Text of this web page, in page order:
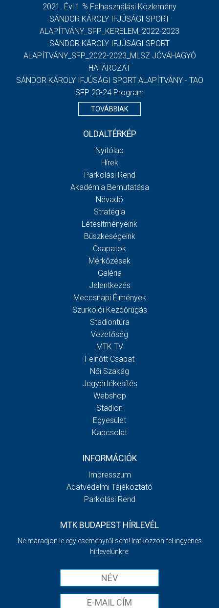
2021. Évi 1 % Felhasználási Közlemény
SÁNDOR KÁROLY IFJÚSÁGI SPORT
ALAPÍTVÁNY_SFP_KERELEM_2022-2023
SÁNDOR KÁROLY IFJÚSÁGI SPORT
ALAPÍTVÁNY_SFP_2022-2023_MLSZ JÓVÁHAGYÓ
HATÁROZAT
SÁNDOR KÁROLY IFJÚSÁGI SPORT ALAPÍTVÁNY - TAO
SFP 23-24 Program
TOVÁBBIAK
OLDALTÉRKÉP
Nyitólap
Hírek
Parkolási Rend
Akadémia Bemutatása
Névadó
Stratégia
Létesítményeink
Büszkeségeink
Csapatok
Mérkőzések
Galéria
Jelentkezés
Meccsnapi Élmények
Szurkolói Kezdőrúgás
Stadiontúra
Vezetőség
MTK TV
Felnőtt Csapat
Női Szakág
Jegyértékesítés
Webshop
Stadion
Egyesület
Kapcsolat
INFORMÁCIÓK
Impresszum
Adatvédelmi Tájékoztató
Parkolási Rend
MTK BUDAPEST HÍRLEVÉL
Ne maradjon le egy eseményről sem! Iratkozzon fel ingyenes
hírlevelünkre: